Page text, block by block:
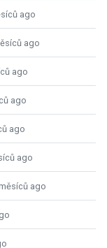
ago
ago
ago
ago
ago
ago
ago